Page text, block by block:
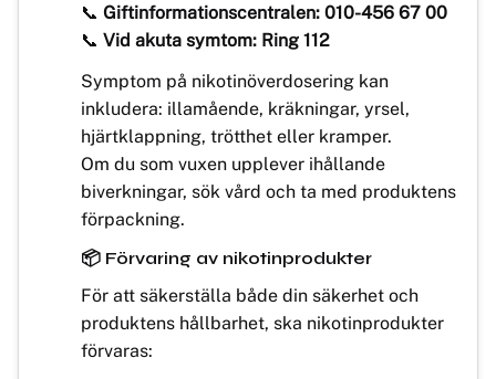
📞 Giftinformationscentralen: 010-456 67 00
📞 Vid akuta symtom: Ring 112
Symptom på nikotinöverdosering kan
inkludera: illamående, kräkningar, yrsel,
hjärtklappning, trötthet eller kramper.
Om du som vuxen upplever ihållande
biverkningar, sök vård och ta med produktens
förpackning.
📦 Förvaring av nikotinprodukter
För att säkerställa både din säkerhet och
produktens hållbarhet, ska nikotinprodukter
förvaras: